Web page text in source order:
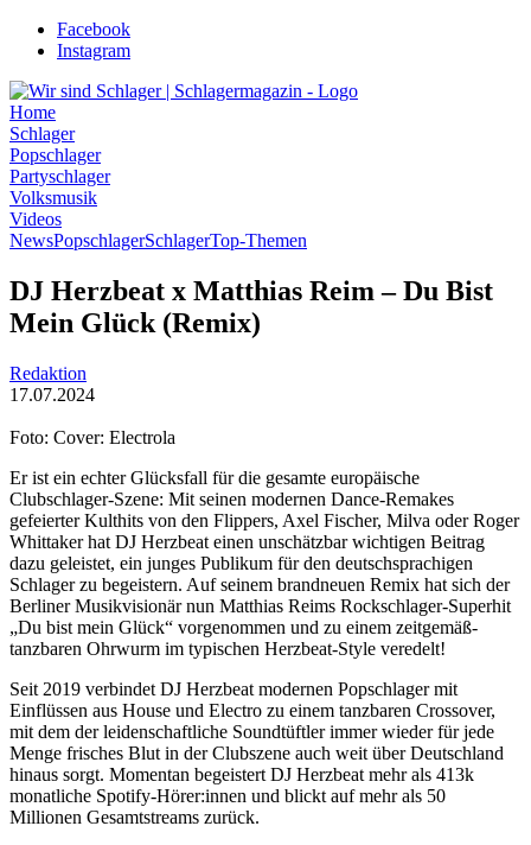
Zum
Inhalt
Facebook
Instagram
Home
Schlager
Popschlager
Partyschlager
Volksmusik
Videos
NewsPopschlagerSchlagerTop-Themen
DJ Herzbeat x Matthias Reim – Du Bist
Mein Glück (Remix)
Redaktion
17.07.2024
Foto: Cover: Electrola
Er ist ein echter Glücksfall für die gesamte europäische
Clubschlager-Szene: Mit seinen modernen Dance-Remakes
gefeierter Kulthits von den Flippers, Axel Fischer, Milva oder Roger
Whittaker hat DJ Herzbeat einen unschätzbar wichtigen Beitrag
dazu geleistet, ein junges Publikum für den deutschsprachigen
Schlager zu begeistern. Auf seinem brandneuen Remix hat sich der
Berliner Musikvisionär nun Matthias Reims Rockschlager-Superhit
„Du bist mein Glück“ vorgenommen und zu einem zeitgemäß-
tanzbaren Ohrwurm im typischen Herzbeat-Style veredelt!
Seit 2019 verbindet DJ Herzbeat modernen Popschlager mit
Einflüssen aus House und Electro zu einem tanzbaren Crossover,
mit dem der leidenschaftliche Soundtüftler immer wieder für jede
Menge frisches Blut in der Clubszene auch weit über Deutschland
hinaus sorgt. Momentan begeistert DJ Herzbeat mehr als 413k
monatliche Spotify-Hörer:innen und blickt auf mehr als 50
Millionen Gesamtstreams zurück.